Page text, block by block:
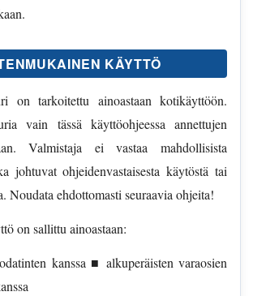
KÄYTTÖ
on tarkoitettu ainoastaan kotikäyttöön.
vain tässä käyttöohjeessa annettujen
Valmistaja ei vastaa mahdollisista
johtuvat ohjeidenvastaisesta käytöstä tai
Noudata ehdottomasti seuraavia ohjeita!
on sallittu ainoastaan:
kanssa ■ alkuperäisten varaosien